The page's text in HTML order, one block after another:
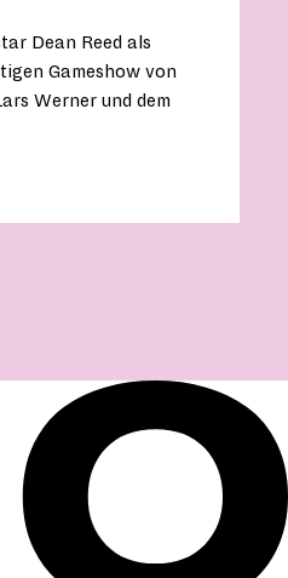
Dean Reed als
Gameshow von
Werner und dem